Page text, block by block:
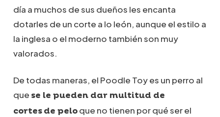
día a muchos de sus dueños les encanta
dotarles de un corte a lo león, aunque el estilo a
la inglesa o el moderno también son muy
valorados.
De todas maneras, el Poodle Toy es un perro al
que se le pueden dar multitud de
cortesde peloque no tienen por qué ser el